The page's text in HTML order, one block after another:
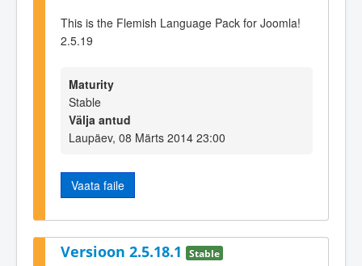
This is the Flemish Language Pack for Joomla!
2.5.19
Maturity
Stable
Välja antud
Laupäev, 08 Märts 2014 23:00
Vaata faile
Versioon 2.5.18.1 Stable